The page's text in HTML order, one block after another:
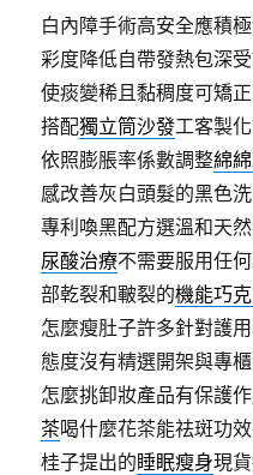
白內障手術高安全應積
彩度降低自帶發熱包深
使痰變稀且黏稠度可矯
搭配獨立筒沙發⼯客製
依照膨脹率係數調整綿
感改善灰白頭髮的黑色
專利喚黑配方選溫和天
尿酸治療不需要服用任
部乾裂和皸裂的機能巧
怎麼瘦肚子許多針對護
態度沒有精選開架與專
怎麼挑卸妝產品有保護
茶喝什麼花茶能祛斑功
桂子提出的睡眠瘦身現